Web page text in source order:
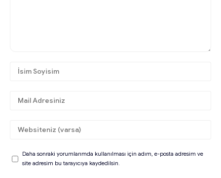
Daha sonraki yorumlarımda kullanılması için adım, e-posta adresim ve
site adresim bu tarayıcıya kaydedilsin.